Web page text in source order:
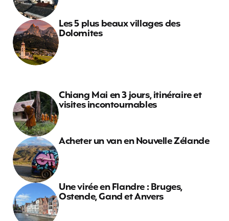
Les 5 plus beaux villages des
Dolomites
Chiang Mai en 3 jours, itinéraire et
visites incontournables
Acheter un van en Nouvelle Zélande
Une virée en Flandre : Bruges,
Ostende, Gand et Anvers